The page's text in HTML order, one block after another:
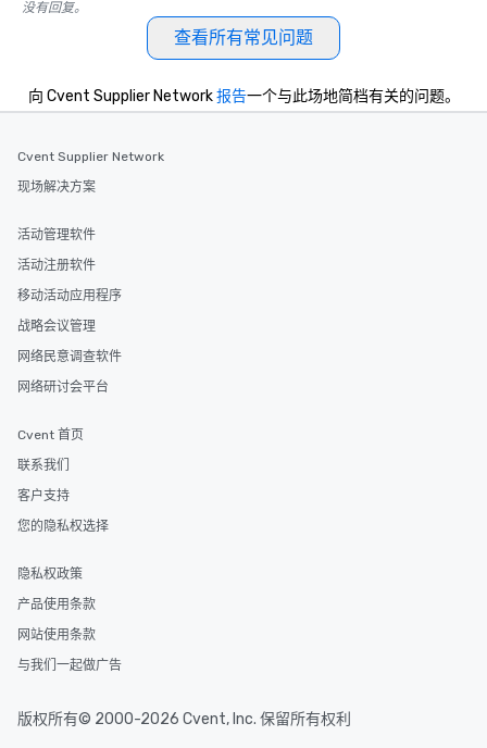
没有回复。
查看所有常见问题
向 Cvent Supplier Network报告一个与此场地简档有关的问题。
Cvent Supplier Network
现场解决方案
活动管理软件
活动注册软件
移动活动应用程序
战略会议管理
网络民意调查软件
网络研讨会平台
Cvent 首页
联系我们
客户支持
您的隐私权选择
隐私权政策
产品使用条款
网站使用条款
与我们一起做广告
版权所有© 2000-2026 Cvent, Inc. 保留所有权利